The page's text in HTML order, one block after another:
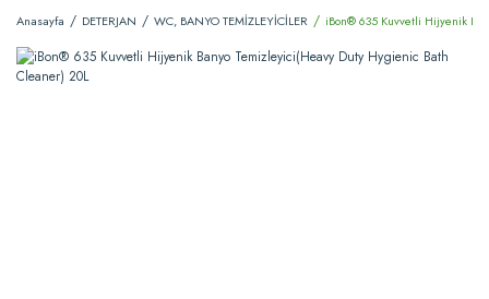
Anasayfa DETERJAN WC, BANYO TEMİZLEYİCİLER iBon® 635 Kuvvetli Hijyenik